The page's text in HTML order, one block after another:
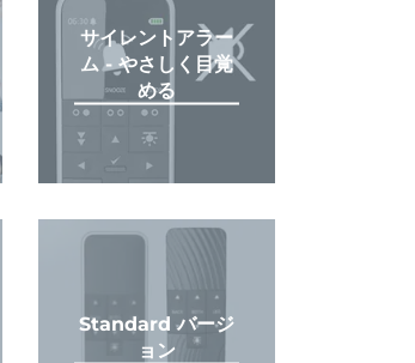
サイレントアラー
ム - やさしく目覚
める
Standard バージ
ョン